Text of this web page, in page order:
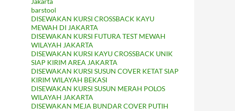
barstool
DISEWAKAN KURSI CROSSBACK KAYU
MEWAH DI JAKARTA
DISEWAKAN KURSI FUTURA TEST MEWAH
WILAYAH JAKARTA
DISEWAKAN KURSI KAYU CROSSBACK UNIK
SIAP KIRIM AREA JAKARTA
DISEWAKAN KURSI SUSUN COVER KETAT SIAP
KIRIM WILAYAH BEKASI
DISEWAKAN KURSI SUSUN MERAH POLOS
WILAYAH JAKARTA
DISEWAKAN MEJA BUNDAR COVER PUTIH